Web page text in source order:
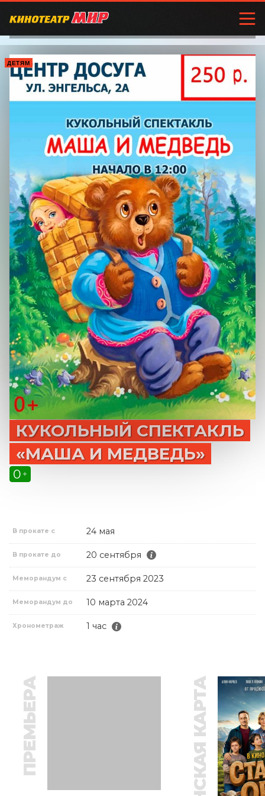
ДЕТЯМ
КУКОЛЬНЫЙ СПЕКТАКЛЬ
«МАША И МЕДВЕДЬ»
0 +
В прокате с 24 мая
В прокате до 20 сентября
Меморандум с 23 сентября 2023
Меморандум до 10 марта 2024
Хронометраж 1 час
ПРЕМЬЕРА